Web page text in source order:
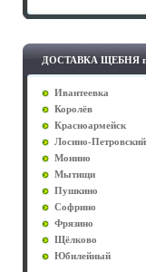
ДОСТАВКА ЩЕБНЯ
Ивантеевка
Королёв
Красноармейск
Лосино-Петровский
Монино
Мытищи
Пушкино
Софрино
Фрязино
Щёлково
Юбилейный